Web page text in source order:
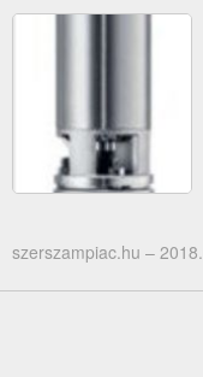
szerszampiac.hu –